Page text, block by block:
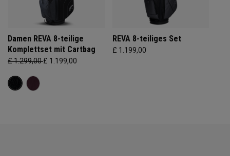
Damen REVA 8-teilige
Komplettset mit Cartbag
£ 1.299,00£ 1.199,00
REVA 8-teiliges Set
£ 1.199,00